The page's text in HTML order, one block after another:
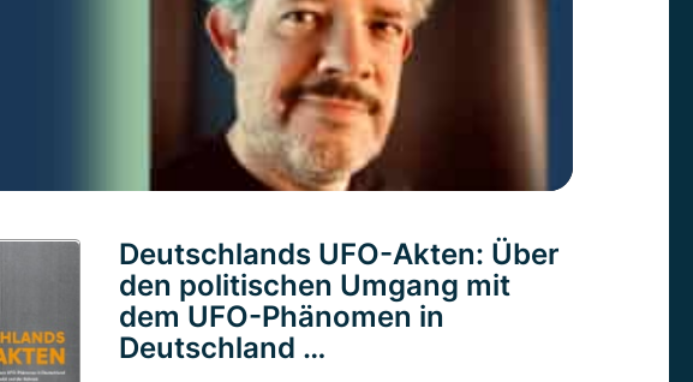
Deutschlands UFO-Akten: Über
den politischen Umgang mit
dem UFO-Phänomen in
Deutschland …